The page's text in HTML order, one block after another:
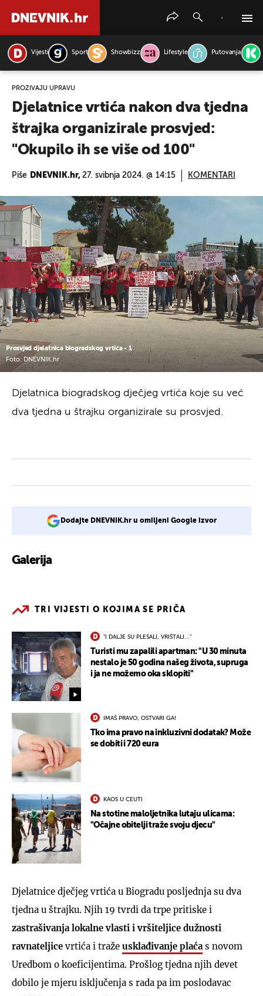
Vijesti Sport Showbizz Lifestyle Putovanja
PROZIVAJU UPRAVU
Djelatnice vrtića nakon dva tjedna
štrajka organizirale prosvjed:
"Okupilo ih se više od 100"
Piše DNEVNIK.hr, 27. svibnja 2024. @ 14:15 KOMENTARI
Prosvjed djelatnica biogradskog vrtića - 1
Foto: DNEVNIK.hr
Djelatnica biogradskog dječjeg vrtića koje su već
dva tjedna u štrajku organizirale su prosvjed.
Dodajte DNEVNIK.hr u omiljeni Google izvor
Galerija
TRI VIJESTI O KOJIMA SE PRIČA
"I DALJE SU PLESALI, VRIŠTALI..."
Turisti mu zapalili apartman: "U 30 minuta
nestalo je 50 godina našeg života, supruga
i ja ne možemo oka sklopiti"
IMAŠ PRAVO, OSTVARI GA!
Tko ima pravo na inkluzivni dodatak? Može
se dobiti i 720 eura
KAOS U CEUTI
Na stotine maloljetnika lutaju ulicama:
"Očajne obitelji traže svoju djecu"
Djelatnice dječjeg vrtića u Biogradu posljednja su dva
tjedna u štrajku. Njih 19 tvrdi da trpe pritiske i
zastrašivanja lokalne vlasti i vršiteljice dužnosti
ravnateljice vrtića i traže usklađivanje plaća s novom
Uredbom o koeficijentima. Prošlog tjedna njih devet
dobilo je mjeru isključenja s rada pa im poslodavac
PRETRAŽITE VIJESTI